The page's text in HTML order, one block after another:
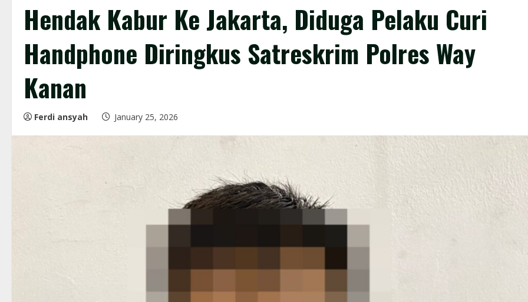
Hendak Kabur Ke Jakarta, Diduga Pelaku Curi
Handphone Diringkus Satreskrim Polres Way
Kanan
Ferdi ansyah January 25, 2026